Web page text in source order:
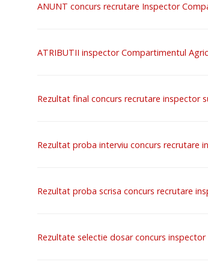
ANUNT concurs recrutare Inspector
ATRIBUTII inspector Compartimentul
Rezultat final concurs recrutare inspector
Rezultat proba interviu concurs recrutare
Rezultat proba scrisa concurs recrutare
Rezultate selectie dosar concurs